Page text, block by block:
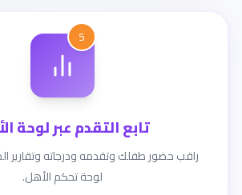
5
تابع التقدم عبر لوحة
راقب حضور طفلك وتقدمه ودرجاته وتقارير
لوحة تحكم الأهل.